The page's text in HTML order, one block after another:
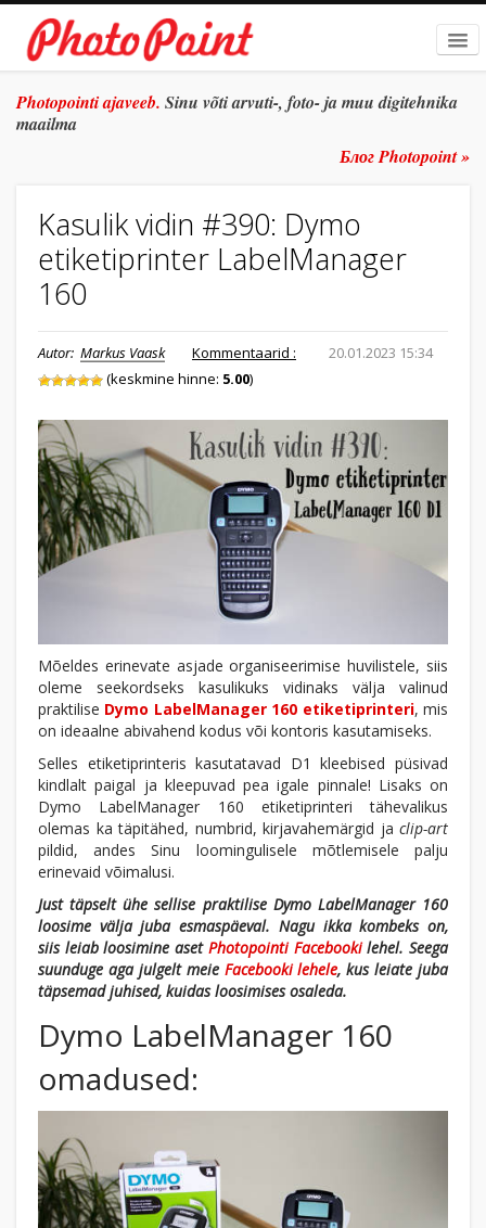
AVALEHT
SÜVITSI
ARHIIV
E-POOD
Photopointi ajaveeb. Sinu võti arvuti-, foto- ja muu digitehnika
maailma
Блог Photopoint »
Kasulik vidin #390: Dymo
etiketiprinter LabelManager
160
Autor: Markus Vaask 20.01.2023 15:34
Kommentaarid :
(keskmine hinne: 5.00)
Mõeldes erinevate asjade organiseerimise huvilistele, siis
oleme seekordseks kasulikuks vidinaks välja valinud
praktilise Dymo LabelManager 160 etiketiprinteri, mis
on ideaalne abivahend kodus või kontoris kasutamiseks.
Selles etiketiprinteris kasutatavad D1 kleebised püsivad
kindlalt paigal ja kleepuvad pea igale pinnale! Lisaks on
Dymo LabelManager 160 etiketiprinteri tähevalikus
olemas ka täpitähed, numbrid, kirjavahemärgid ja clip-art
pildid, andes Sinu loomingulisele mõtlemisele palju
erinevaid võimalusi.
Just täpselt ühe sellise praktilise Dymo LabelManager 160
loosime välja juba esmaspäeval. Nagu ikka kombeks on,
siis leiab loosimine aset Photopointi Facebookilehel. Seega
suunduge aga julgelt meie Facebooki lehele, kus leiate juba
täpsemad juhised, kuidas loosimises osaleda.
Dymo LabelManager 160
omadused: